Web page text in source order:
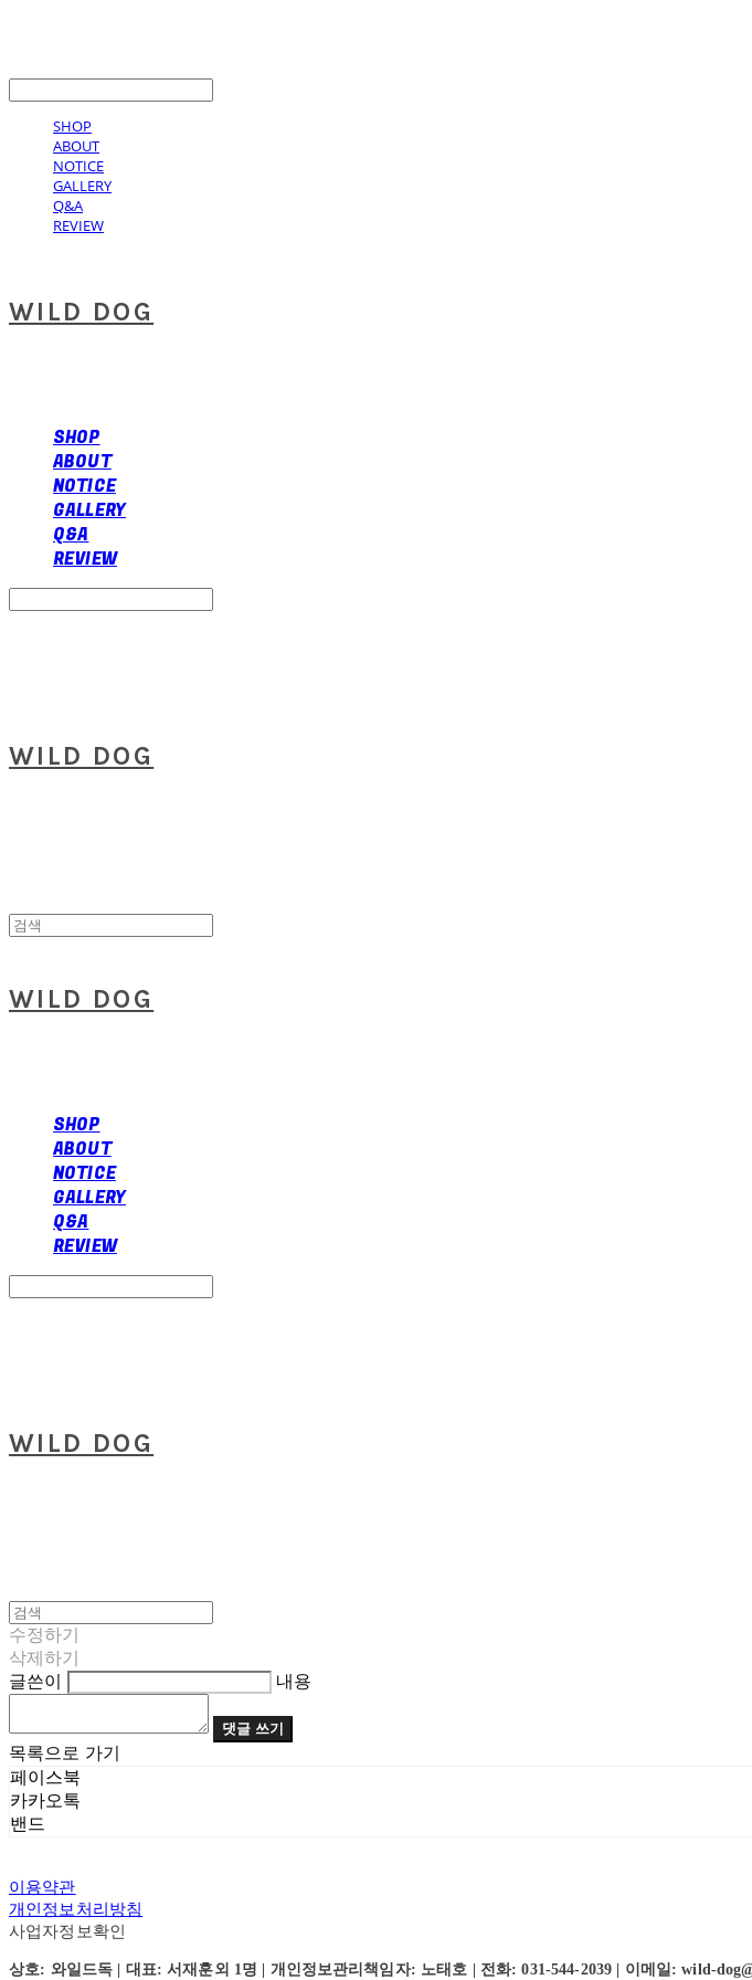
SHOP
ABOUT
NOTICE
GALLERY
Q&A
REVIEW
WILD DOG
SHOP
ABOUT
NOTICE
GALLERY
Q&A
REVIEW
WILD DOG
WILD DOG
SHOP
ABOUT
NOTICE
GALLERY
Q&A
REVIEW
WILD DOG
수정하기
삭제하기
글쓴이
내용
댓글 쓰기
목록으로 가기
페이스북
카카오톡
밴드
이용약관
개인정보처리방침
사업자정보확인
상호: 와일드독 | 대표: 서재훈외 1명 | 개인정보관리책임자: 노태호 | 전화: 031-544-2039 | 이메일: wild-